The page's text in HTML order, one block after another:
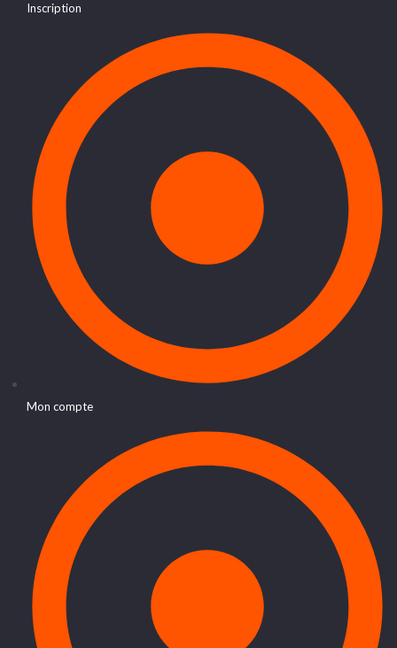
Inscription
Mon compte